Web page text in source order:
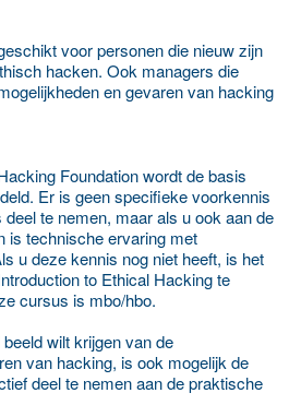
voor personen die nieuw zijn
hacken. Ook managers die
en gevaren van hacking
Foundation wordt de basis
Er is geen specifieke voorkennis
te nemen, maar als u ook aan de
is technische ervaring met
u deze kennis nog niet heeft, is het
to Ethical Hacking te
cursus is mbo/hbo.
wilt krijgen van de
van hacking, is ook mogelijk de
deel te nemen aan de praktische